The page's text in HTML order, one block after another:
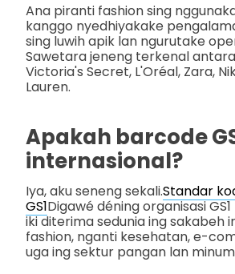
Ana piranti fashion sing
kanggo nyedhiyakake
sing luwih apik lan ngurutake
Sawetara jeneng terkenal antara
Victoria's Secret, L'Oréal, Zara,
Lauren.
Apakah barcode
internasional?
Iya, aku seneng sekali.Standar
GS1Digawé déning organisasi
iki diterima sedunia ing sakabeh
fashion, nganti kesehatan, e-
uga ing sektur pangan lan